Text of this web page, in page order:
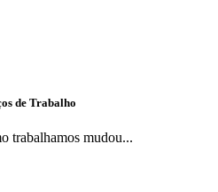
de Trabalho
trabalhamos mudou...